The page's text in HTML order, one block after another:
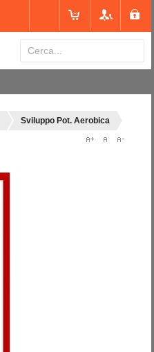
Sviluppo Pot. Aerobica